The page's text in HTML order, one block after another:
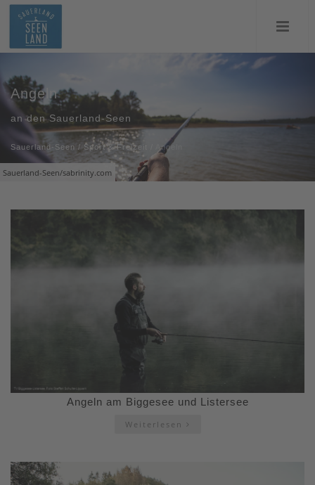
Sauerland-Seen/sabrinity.com
Angeln
an den Sauerland-Seen
Sauerland-Seen / Sport & Freizeit Angeln
Angeln am Biggesee und Listersee
Weiterlesen